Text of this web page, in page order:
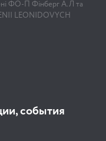
ФО-П Фінберг А.Л та
LEONIDOVYCH
события